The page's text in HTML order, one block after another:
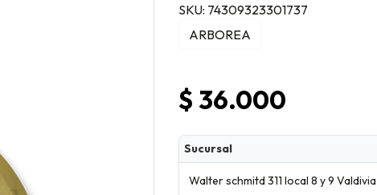
SKU: 74309323301737
ARBOREA
$ 36.000
Sucursal
Walter schmitd 311 local 8 y 9 Valdivia